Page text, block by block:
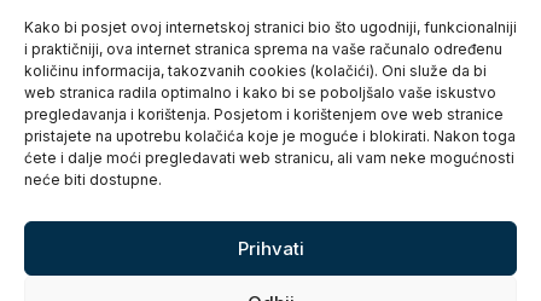
Kako bi posjet ovoj internetskoj stranici bio što ugodniji, funkcionalniji
i praktičniji, ova internet stranica sprema na vaše računalo određenu
količinu informacija, takozvanih cookies (kolačići). Oni služe da bi
web stranica radila optimalno i kako bi se poboljšalo vaše iskustvo
pregledavanja i korištenja. Posjetom i korištenjem ove web stranice
pristajete na upotrebu kolačića koje je moguće i blokirati. Nakon toga
ćete i dalje moći pregledavati web stranicu, ali vam neke mogućnosti
neće biti dostupne.
Prihvati
Zaštita osobnih podataka
Pristup informacijama
Kolačići
Izjava o pristupačnosti
Turistička zajednica grada Karlovca